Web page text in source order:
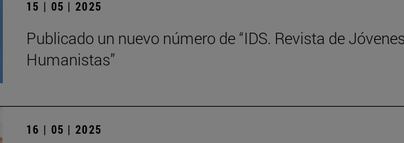
15 | 05 | 2025
Publicado un nuevo número de “IDS. Revista de Jóvenes
Humanistas”
16 | 05 | 2025